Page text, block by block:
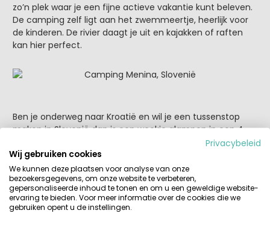
zo’n plek waar je een fijne actieve vakantie kunt beleven.
De camping zelf ligt aan het zwemmeertje, heerlijk voor
de kinderen. De rivier daagt je uit en kajakken of raften
kan hier perfect.
Ben je onderweg naar Kroatië en wil je een tussenstop
maken in Slovenië dan is een weekje glampen in een 4
Adria Village Olimiaecht geen
straf. Hier kun je even opladen en de kinderen kunnen
naar het aangrenzende zwembadcomplex Aqualuna.
Durfals kunnen hier de King Cobra afglijden. Iets verder
van de camping ligt een spacentrum (Termalija) waar je
even helemaal kunt relaxen.
Privacybeleid
Wij gebruiken cookies
We kunnen deze plaatsen voor analyse van onze
bezoekersgegevens, om onze website te verbeteren,
gepersonaliseerde inhoud te tonen en om u een geweldige website-
ervaring te bieden. Voor meer informatie over de cookies die we
gebruiken opent u de instellingen.